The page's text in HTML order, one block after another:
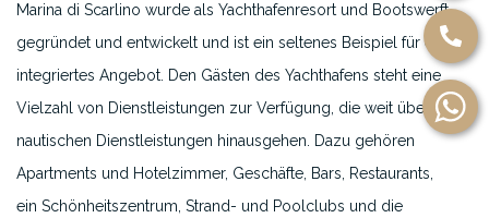
Marina di Scarlino wurde als Yachthafenresort und Bootswerft
gegründet und entwickelt und ist ein seltenes Beispiel für ein
integriertes Angebot. Den Gästen des Yachthafens steht eine
Vielzahl von Dienstleistungen zur Verfügung, die weit über die
nautischen Dienstleistungen hinausgehen. Dazu gehören
Apartments und Hotelzimmer, Geschäfte, Bars, Restaurants,
ein Schönheitszentrum, Strand- und Poolclubs und die